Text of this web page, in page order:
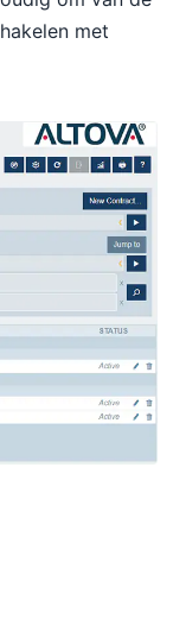
met